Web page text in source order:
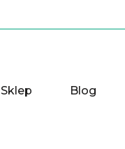
Sklep Blog